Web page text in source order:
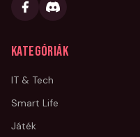
Kategóriák
IT & Tech
Smart Life
Játék